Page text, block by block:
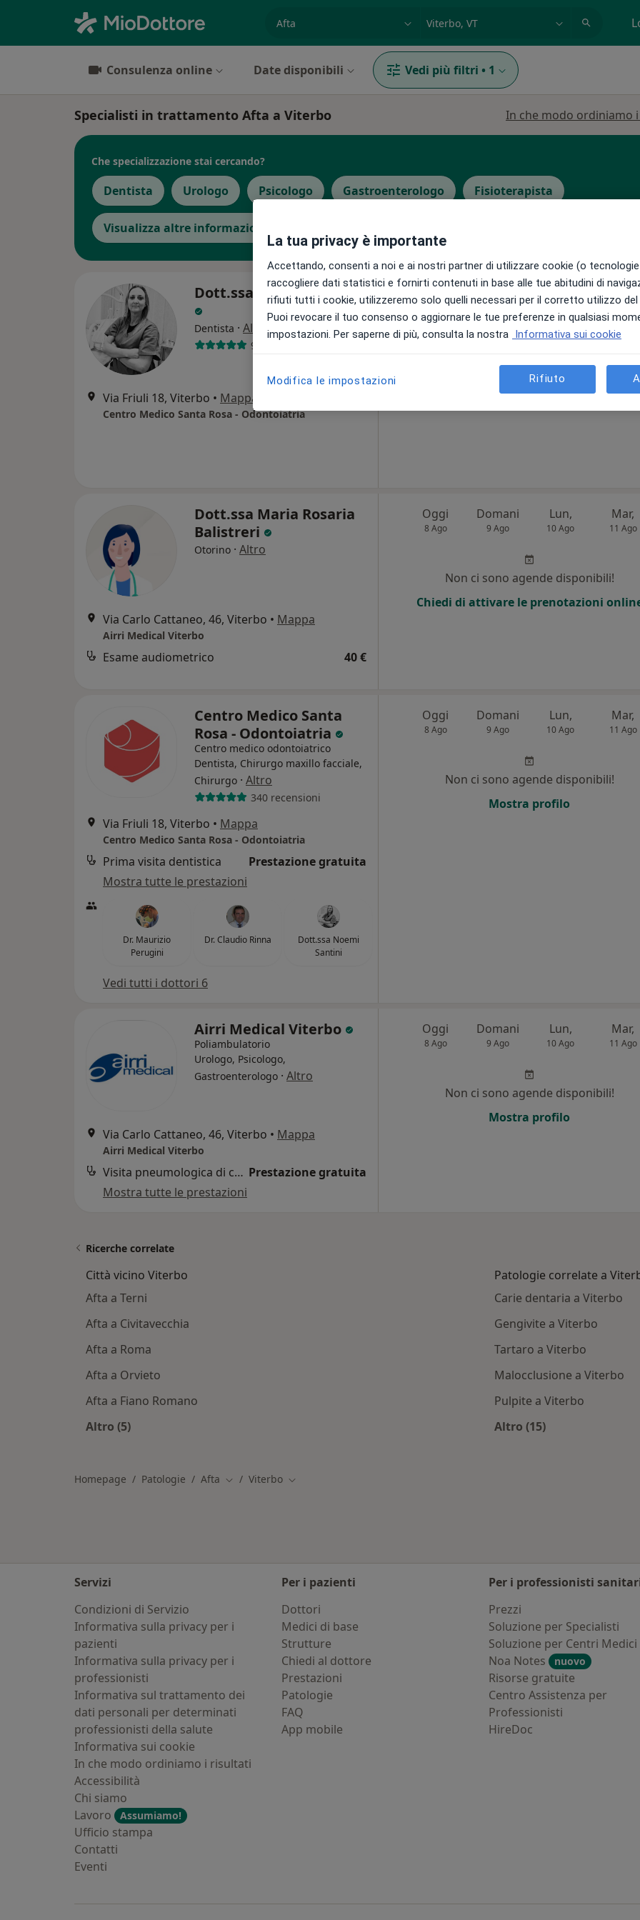
Consulenza online Date disponibili Vedi più filtri • 1
Specialisti in trattamento Afta a Viterbo In che modo ordiniamo
Che specializzazione stai cercando?
Dentista Urologo Psicologo Gastroenterologo Fisioterapista
Visualizza altre informazioni
Dott.ssa Noemi Santini
Dentista · Altro
9 recensioni
Via Friuli 18, Viterbo • Mappa
Centro Medico Santa Rosa - Odontoiatria
Oggi
8 Ago
Domani
9 Ago 10 Ago
Mar,
11 Ago
Chiedi di attivare le prenotazioni
Dott.ssa Maria Rosaria
Balistreri
Otorino · Altro
Via Carlo Cattaneo, 46, Viterbo • Mappa
Airri Medical Viterbo
Esame audiometrico 40 €
Oggi
8 Ago
Domani
9 Ago
Lun,
10 Ago
Mar,
11 Ago
Non ci sono agende disponibili!
Chiedi di attivare le prenotazioni
Centro Medico Santa
Rosa - Odontoiatria
Centro medico odontoiatrico
Dentista, Chirurgo maxillo facciale,
Chirurgo · Altro
340 recensioni
Via Friuli 18, Viterbo • Mappa
Centro Medico Santa Rosa - Odontoiatria
Prima visita dentistica
Prestazione gratuita
Mostra tutte le prestazioni
Dr. Maurizio
Perugini
Dr. Claudio Rinna
Dott.ssa Noemi
Santini
Vedi tutti i dottori 6
Oggi
8 Ago
Domani
9 Ago
Lun,
10 Ago
Mar,
11 Ago
Non ci sono agende disponibili!
Mostra profilo
Airri Medical Viterbo
Poliambulatorio
Urologo, Psicologo,
Gastroenterologo · Altro
Via Carlo Cattaneo, 46, Viterbo • Mappa
Airri Medical Viterbo
Visita pneumologica di controllo Prestazione gratuita
Mostra tutte le prestazioni
Oggi
8 Ago
Domani
9 Ago
Lun,
10 Ago
Mar,
11 Ago
Non ci sono agende disponibili!
Mostra profilo
Ricerche correlate
Città vicino Viterbo
Afta a Terni
Afta a Civitavecchia
Afta a Roma
Afta a Orvieto
Afta a Fiano Romano
Altro (5)
Patologie correlate a
Carie dentaria a Viterbo
Gengivite a Viterbo
Tartaro a Viterbo
Malocclusione a Viterbo
Pulpite a Viterbo
Altro (15)
Homepage Patologie Afta Cambia città
Viterbo Cambia città
Servizi
Condizioni di Servizio
Informativa sulla privacy per i
pazienti
Informativa sulla privacy per i
professionisti
Informativa sul trattamento dei
dati personali per determinati
professionisti della salute
Informativa sui cookie
In che modo ordiniamo i risultati
Accessibilità
Chi siamo
Lavoro
Assumiamo!
Ufficio stampa
Contatti
Eventi
Per i pazienti
Dottori
Medici di base
Strutture
Chiedi al dottore
Prestazioni
Patologie
FAQ
App mobile
Per i professionisti
Prezzi
Soluzione per Specialisti
Soluzione per Centri Medici
Noa Notes
nuovo
Risorse gratuite
Centro Assistenza per
Professionisti
HireDoc
La tua privacy è importante
Accettando, consenti a noi e ai nostri partner di utilizzare cookie (o
raccogliere dati statistici e fornirti contenuti in base alle tue abitudini di
rifiuti tutti i cookie, utilizzeremo solo quelli necessari per il corretto utilizzo
Puoi revocare il tuo consenso o aggiornare le tue preferenze in qualsiasi
impostazioni. Per saperne di più, consulta la nostra Informativa sui cookie
Modifica le impostazioni Rifiuto